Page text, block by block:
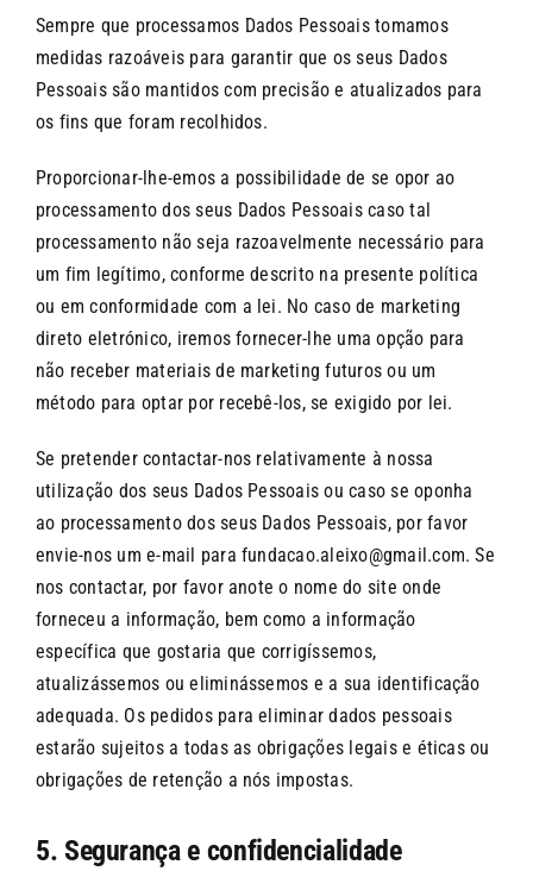
Sempre que processamos Dados Pessoais tomamos
medidas razoáveis para garantir que os seus Dados
Pessoais são mantidos com precisão e atualizados para
os fins que foram recolhidos.
Proporcionar-lhe-emos a possibilidade de se opor ao
processamento dos seus Dados Pessoais caso tal
processamento não seja razoavelmente necessário para
um fim legítimo, conforme descrito na presente política
ou em conformidade com a lei. No caso de marketing
direto eletrónico, iremos fornecer-lhe uma opção para
não receber materiais de marketing futuros ou um
método para optar por recebê-los, se exigido por lei.
Se pretender contactar-nos relativamente à nossa
utilização dos seus Dados Pessoais ou caso se oponha
ao processamento dos seus Dados Pessoais, por favor
envie-nos um e-mail para fundacao.aleixo@gmail.com. Se
nos contactar, por favor anote o nome do site onde
forneceu a informação, bem como a informação
específica que gostaria que corrigíssemos,
atualizássemos ou eliminássemos e a sua identificação
adequada. Os pedidos para eliminar dados pessoais
estarão sujeitos a todas as obrigações legais e éticas ou
obrigações de retenção a nós impostas.
5. Segurança e confidencialidade